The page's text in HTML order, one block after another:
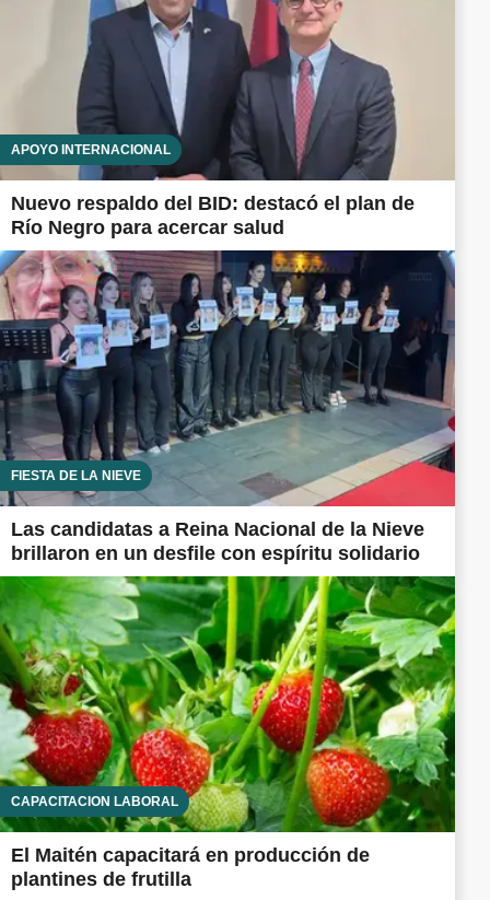
APOYO INTERNACIONAL
Nuevo respaldo del BID: destacó el plan de
Río Negro para acercar salud
FIESTA DE LA NIEVE
Las candidatas a Reina Nacional de la Nieve
brillaron en un desfile con espíritu solidario
CAPACITACIÓN LABORAL
El Maitén capacitará en producción de
plantines de frutilla